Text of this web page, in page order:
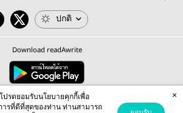
ปกติ
Download readAwrite
by MEB Corporation Public Company Limited
and the Google Privacy Policy Terms of Serviceapply.
ปรดยอมรับนโยบายคุกกี้เพื่อ
ารที่ดีที่สุดของท่าน ท่านสามารถ
×